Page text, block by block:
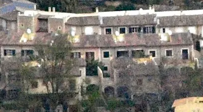
liefern wir am Vorabend Ihres Mietbeginns (damit Sie bei
eine Satteltasche mit grundlegendem
und die erstattbare Kaution bar bei der Übergabe der